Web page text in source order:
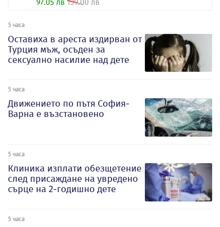
97.05 лв 139.00 лв
5 часа
Оставиха в ареста издирван от
Турция мъж, осъден за
сексуално насилие над дете
5 часа
Движението по пътя София-
Варна е възстановено
5 часа
Клиника изплати обезщетение
след присаждане на увредено
сърце на 2-годишно дете
5 часа